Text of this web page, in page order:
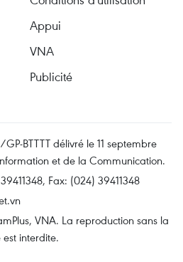
Appui
VNA
Publicité
BTTTT délivré le 11 septembre
et de la Communication.
Fax: (024) 39411348
VNA. La reproduction sans la
interdite.